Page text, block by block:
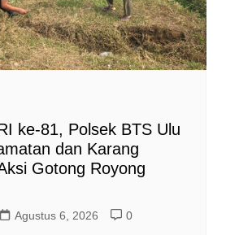
ke-81, Polsek BTS Ulu
dan Karang
Gotong Royong
Agustus 6, 2026 0